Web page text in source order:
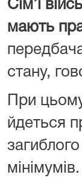
Сім’ї
мають
стану,
При
йдеться